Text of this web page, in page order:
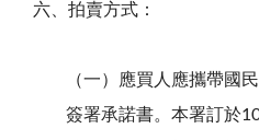
六、拍賣方式：
（一）應買人應攜帶國
簽署承諾書。本署訂於